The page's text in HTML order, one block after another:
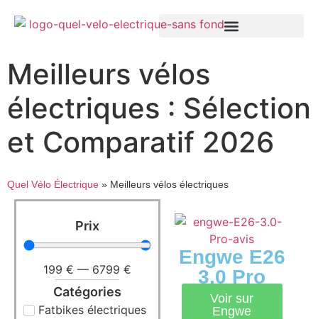
Meilleurs vélos
électriques : Sélection
et Comparatif 2026
Quel Vélo Électrique » Meilleurs vélos électriques
Prix
199 € — 6799 €
Catégories
Fatbikes électriques
Engwe E26
3.0 Pro
Voir sur
Engwe